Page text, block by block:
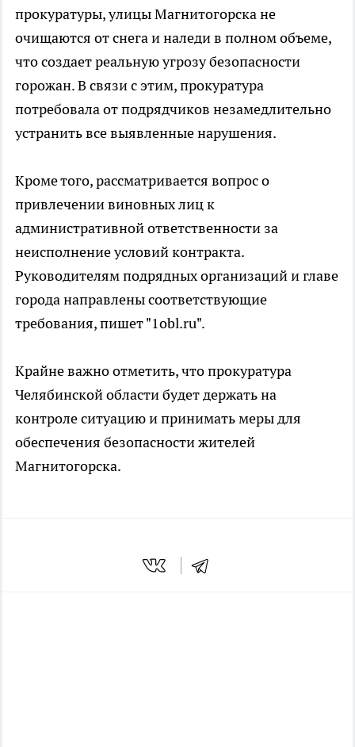
прокуратуры, улицы Магнитогорска не
очищаются от снега и наледи в полном объеме,
что создает реальную угрозу безопасности
горожан. В связи с этим, прокуратура
потребовала от подрядчиков незамедлительно
устранить все выявленные нарушения.
Кроме того, рассматривается вопрос о
привлечении виновных лиц к
административной ответственности за
неисполнение условий контракта.
Руководителям подрядных организаций и главе
города направлены соответствующие
требования, пишет "1obl.ru".
Крайне важно отметить, что прокуратура
Челябинской области будет держать на
контроле ситуацию и принимать меры для
обеспечения безопасности жителей
Магнитогорска.